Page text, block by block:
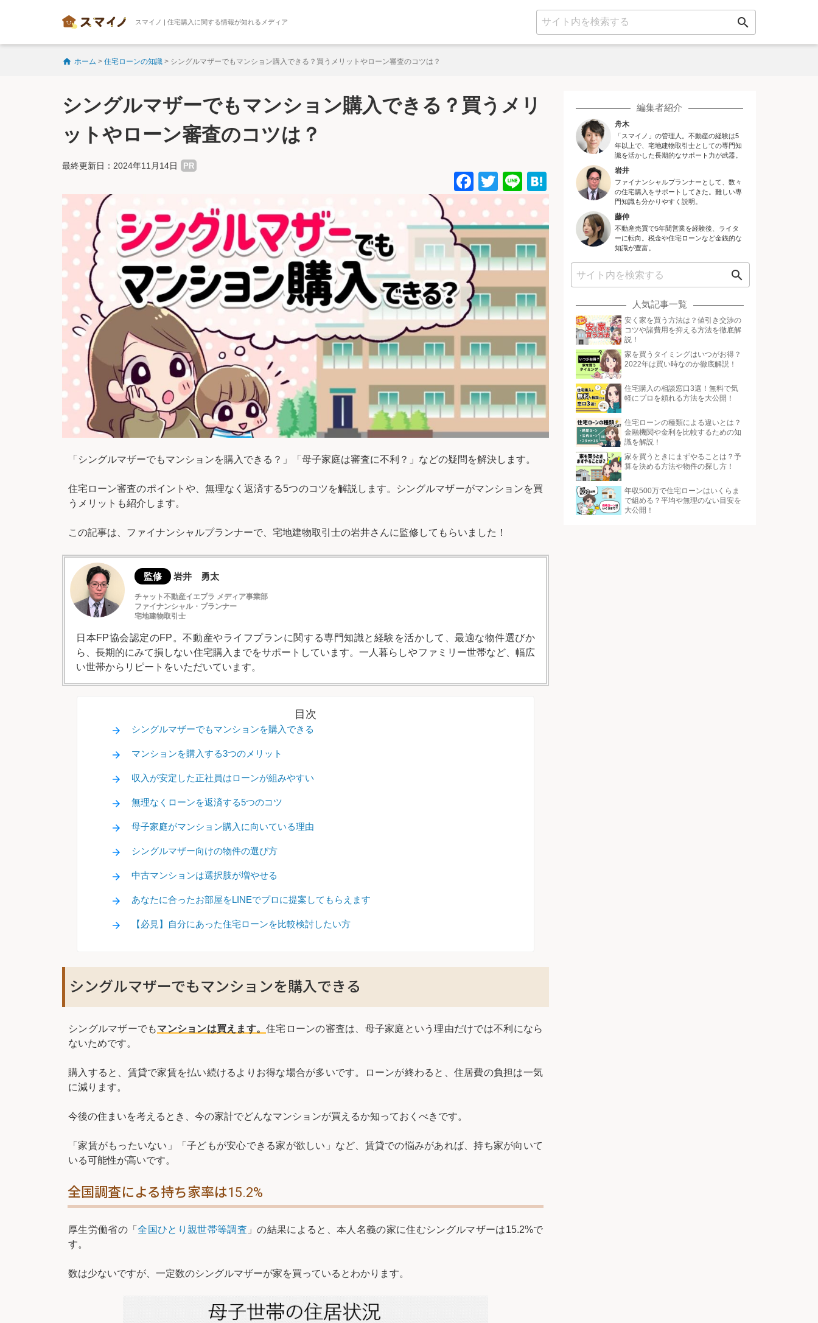
スマイノ | 住宅購入に関する情報が知れるメディア search
ホーム > 住宅ローンの知識 > シングルマザーでもマンション購入できる？買うメリットやローン審査のコツは？
シングルマザーでもマンション購入できる？買うメリ
ットやローン審査のコツは？
最終更新日：2024年11月14日 PR
Facebook
Twitter
Line Hatena
「シングルマザーでもマンションを購入できる？」「母子家庭は審査に不利？」などの疑問を解決します。
住宅ローン審査のポイントや、無理なく返済する5つのコツを解説します。シングルマザーがマンションを買
うメリットも紹介します。
この記事は、ファイナンシャルプランナーで、宅地建物取引士の岩井さんに監修してもらいました！
監修 岩井 勇太
チャット不動産イエプラ メディア事業部
ファイナンシャル・プランナー
宅地建物取引士
日本FP協会認定のFP。不動産やライフプランに関する専門知識と経験を活かして、最適な物件選びか
ら、長期的にみて損しない住宅購入までをサポートしています。一人暮らしやファミリー世帯など、幅広
い世帯からリピートをいただいています。
目次
シングルマザーでもマンションを購入できる
マンションを購入する3つのメリット
収入が安定した正社員はローンが組みやすい
無理なくローンを返済する5つのコツ
母子家庭がマンション購入に向いている理由
シングルマザー向けの物件の選び方
中古マンションは選択肢が増やせる
あなたに合ったお部屋をLINEでプロに提案してもらえます
【必見】自分にあった住宅ローンを比較検討したい方
シングルマザーでもマンションを購入できる
シングルマザーでもマンションは買えます。住宅ローンの審査は、母子家庭という理由だけでは不利になら
ないためです。
購入すると、賃貸で家賃を払い続けるよりお得な場合が多いです。ローンが終わると、住居費の負担は一気
に減ります。
今後の住まいを考えるとき、今の家計でどんなマンションが買えるか知っておくべきです。
「家賃がもったいない」「子どもが安心できる家が欲しい」など、賃貸での悩みがあれば、持ち家が向いて
いる可能性が高いです。
全国調査による持ち家率は15.2%
厚生労働省の「全国ひとり親世帯等調査 」の結果によると、本人名義の家に住むシングルマザーは15.2%で
す。
数は少ないですが、一定数のシングルマザーが家を買っているとわかります。
編集者紹介
舟木
「スマイノ」の管理人。不動産の経験は5
年以上で、宅地建物取引士としての専門知
識を活かした長期的なサポート力が武器。
岩井
ファイナンシャルプランナーとして、数々
の住宅購入をサポートしてきた。難しい専
門知識も分かりやすく説明。
藤仲
不動産売買で5年間営業を経験後、ライタ
ーに転向。税金や住宅ローンなど金銭的な
知識が豊富。
search
人気記事一覧
安く家を買う方法は？値引き交渉の
コツや諸費用を抑える方法を徹底解
説！
家を買うタイミングはいつがお得？
2022年は買い時なのか徹底解説！
住宅購入の相談窓口3選！無料で気
軽にプロを頼れる方法を大公開！
住宅ローンの種類による違いとは？
金融機関や金利を比較するための知
識を解説！
家を買うときにまずやることは？予
算を決める方法や物件の探し方！
年収500万で住宅ローンはいくらま
で組める？平均や無理のない目安を
大公開！